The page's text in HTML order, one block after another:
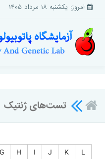
امروز: یکشنبه ۱۸ مرداد ۱۴۰۵
تست‌های ژنتیک
G H I J K
L